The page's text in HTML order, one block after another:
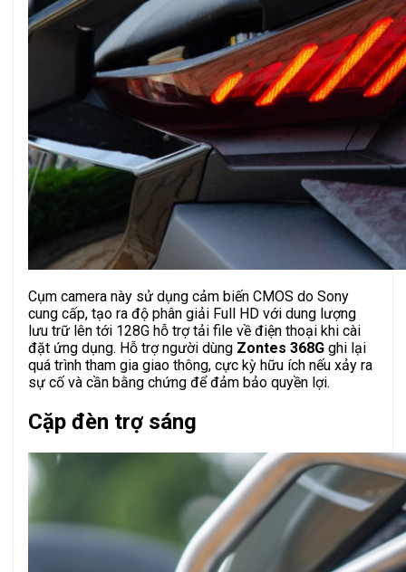
Cụm camera này sử dụng cảm biến CMOS do Sony
cung cấp, tạo ra độ phân giải Full HD với dung lượng
lưu trữ lên tới 128G hỗ trợ tải file về điện thoại khi cài
đặt ứng dụng. Hỗ trợ người dùng Zontes 368G ghi lại
quá trình tham gia giao thông, cực kỳ hữu ích nếu xảy ra
sự cố và cần bằng chứng để đảm bảo quyền lợi.
Cặp đèn trợ sáng